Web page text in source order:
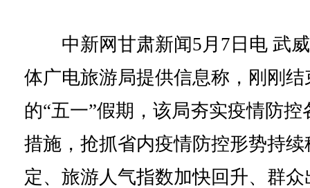
中新网甘肃新闻5月7日电 武
体广电旅游局提供信息称，刚刚结
的“五一”假期，该局夯实疫情防控
措施，抢抓省内疫情防控形势持续
定、旅游人气指数加快回升、群众